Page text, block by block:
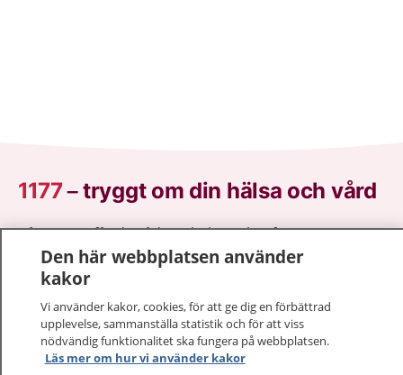
1177–tryggt om din hälsa och vård
På 1177.se får du råd om hälsa och information om
sjukdomar och vilka mottagningar du kan kontakta.
Logga in för att läsa din journal och göra dina
vårdärenden. Ring telefonnummer 1177 för
sjukvårdsrådgivning dygnet runt.
1177 ger dig råd när du vill må bättre.
Den här webbplatsen använder
kakor
Vi använder kakor, cookies, för att ge dig en förbättrad
upplevelse, sammanställa statistik och för att viss
nödvändig funktionalitet ska fungera på webbplatsen.
Läs mer om hur vi använder kakor